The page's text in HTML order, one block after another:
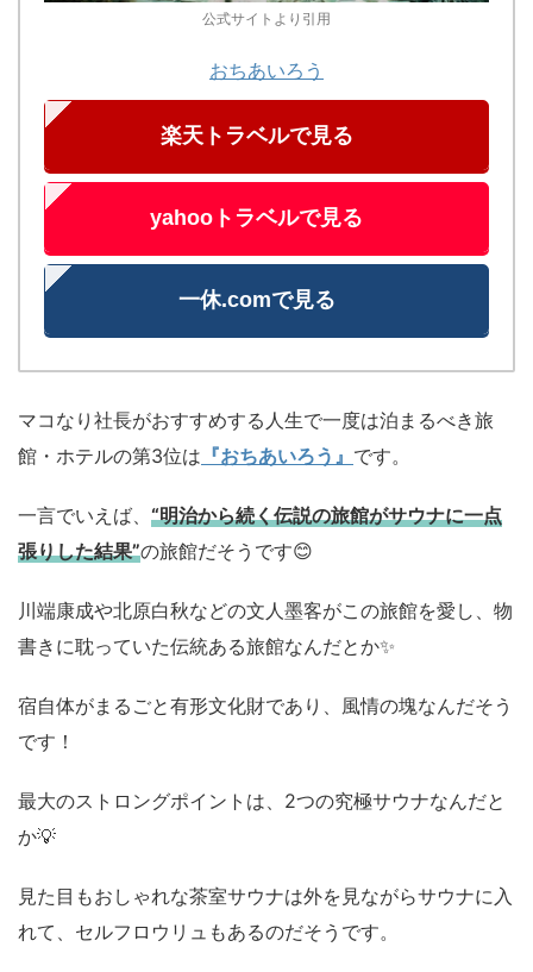
公式サイトより引用
おちあいろう
楽天トラベルで見る
yahooトラベルで見る
一休.comで見る
マコなり社長がおすすめする人生で一度は泊まるべき旅
館・ホテルの第3位は 『おちあいろう』 です。
一言でいえば、 “明治から続く伝説の旅館がサウナに一点
張りした結果”の旅館だそうです😊
川端康成や北原白秋などの文人墨客がこの旅館を愛し、物
書きに耽っていた伝統ある旅館なんだとか✨
宿自体がまるごと有形文化財であり、風情の塊なんだそう
です！
最大のストロングポイントは、2つの究極サウナなんだと
か💡
見た目もおしゃれな茶室サウナは外を見ながらサウナに入
れて、セルフロウリュもあるのだそうです。